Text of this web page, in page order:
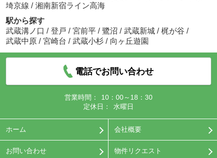
埼京線 / 湘南新宿ライン高海
駅から探す
武蔵溝ノ口 / 登戸 / 宮前平 / 鷺沼 / 武蔵新城 / 梶が谷 /
武蔵中原 / 宮崎台 / 武蔵小杉 / 向ヶ丘遊園
電話でお問い合わせ
営業時間：
10：00～18：30
定休日：
水曜日
ホーム 会社概要
お問い合わせ 物件リクエスト